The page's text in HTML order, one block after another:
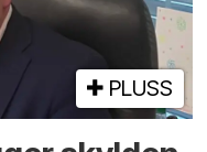
PLUSS